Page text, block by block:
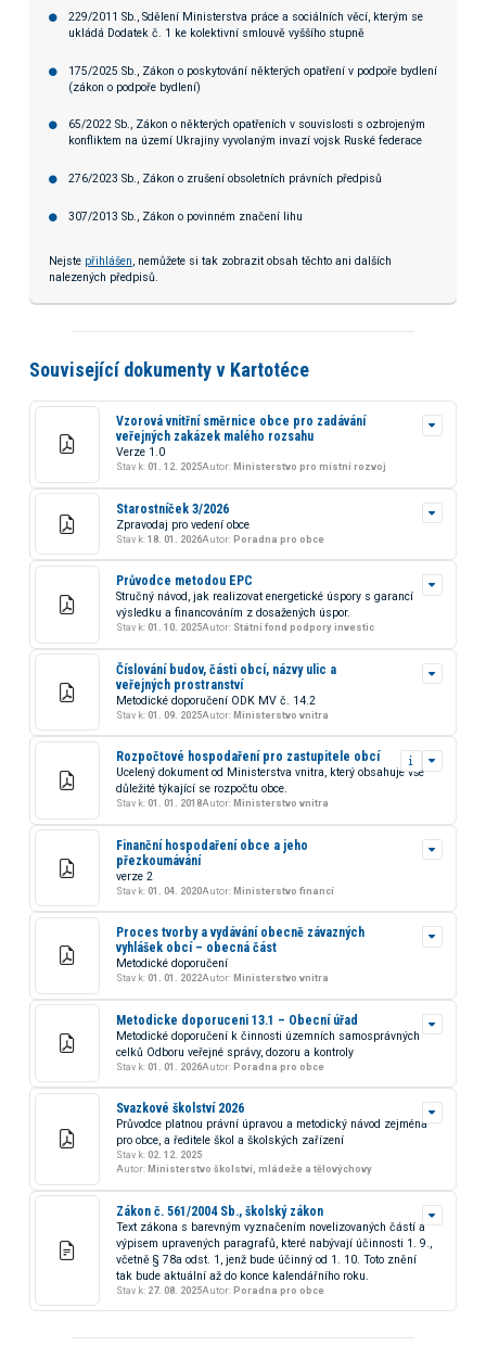
229/2011 Sb., Sdělení Ministerstva práce a sociálních věcí, kterým se
ukládá Dodatek č. 1 ke kolektivní smlouvě vyššího stupně
175/2025 Sb., Zákon o poskytování některých opatření v podpoře bydlení
(zákon o podpoře bydlení)
65/2022 Sb., Zákon o některých opatřeních v souvislosti s ozbrojeným
konfliktem na území Ukrajiny vyvolaným invazí vojsk Ruské federace
276/2023 Sb., Zákon o zrušení obsoletních právních předpisů
307/2013 Sb., Zákon o povinném značení lihu
Nejste přihlášen, nemůžete si tak zobrazit obsah těchto ani dalších
nalezených předpisů.
Související dokumenty v Kartotéce
Vzorová vnitřní směrnice obce pro zadávání
veřejných zakázek malého rozsahu
Verze 1.0
Stav k: 01. 12. 2025Autor: Ministerstvo pro místní rozvoj
Starostníček 3/2026
Zpravodaj pro vedení obce
Stav k: 18. 01. 2026Autor: Poradna pro obce
Průvodce metodou EPC
Stručný návod, jak realizovat energetické úspory s garancí
výsledku a financováním z dosažených úspor.
Stav k: 01. 10. 2025Autor: Státní fond podpory investic
Číslování budov, části obcí, názvy ulic a
veřejných prostranství
Metodické doporučení ODK MV č. 14.2
Stav k: 01. 09. 2025Autor: Ministerstvo vnitra
Rozpočtové hospodaření pro zastupitele obcí
Ucelený dokument od Ministerstva vnitra, který obsahuje vše
důležité týkající se rozpočtu obce.
Stav k: 01. 01. 2018Autor: Ministerstvo vnitra
Finanční hospodaření obce a jeho
přezkoumávání
verze 2
Stav k: 01. 04. 2020Autor: Ministerstvo financí
Proces tvorby a vydávání obecně závazných
vyhlášek obcí – obecná část
Metodické doporučení
Stav k: 01. 01. 2022Autor: Ministerstvo vnitra
Metodicke doporuceni 13.1 – Obecní úřad
Metodické doporučení k činnosti územních samosprávných
celků Odboru veřejné správy, dozoru a kontroly
Stav k: 01. 01. 2026Autor: Poradna pro obce
Svazkové školství 2026
Průvodce platnou právní úpravou a metodický návod zejména
pro obce, a ředitele škol a školských zařízení
Stav k: 02. 12. 2025
Autor: Ministerstvo školství, mládeže a tělovýchovy
Zákon č. 561/2004 Sb., školský zákon
Text zákona s barevným vyznačením novelizovaných částí a
výpisem upravených paragrafů, které nabývají účinnosti 1. 9.,
včetně § 78a odst. 1, jenž bude účinný od 1. 10. Toto znění
tak bude aktuální až do konce kalendářního roku.
Stav k: 27. 08. 2025Autor: Poradna pro obce